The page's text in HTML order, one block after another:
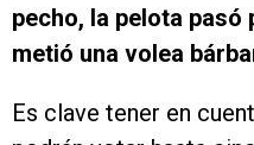
pecho, la pelota pasó
metió una volea
Es clave tener en